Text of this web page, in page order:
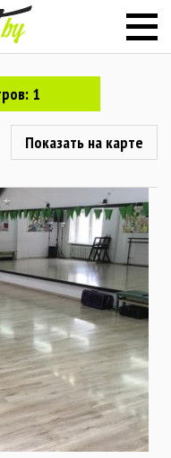
1
Показать на карте